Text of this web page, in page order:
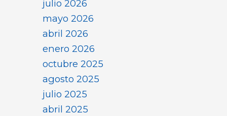
julio 2026
mayo 2026
abril 2026
enero 2026
octubre 2025
agosto 2025
julio 2025
abril 2025